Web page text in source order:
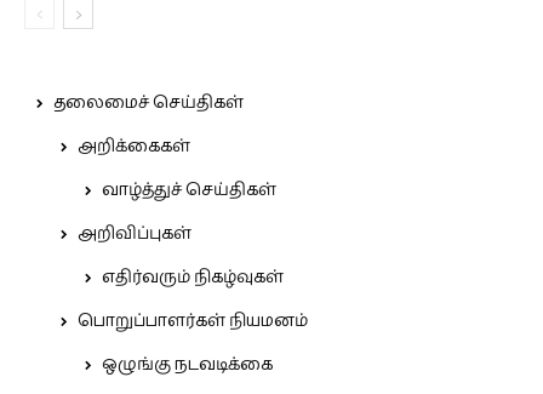
தலைமைச் செய்திகள்
அறிக்கைகள்
வாழ்த்துச் செய்திகள்
அறிவிப்புகள்
எதிர்வரும் நிகழ்வுகள்
பொறுப்பாளர்கள் நியமனம்
ஒழுங்கு நடவடிக்கை